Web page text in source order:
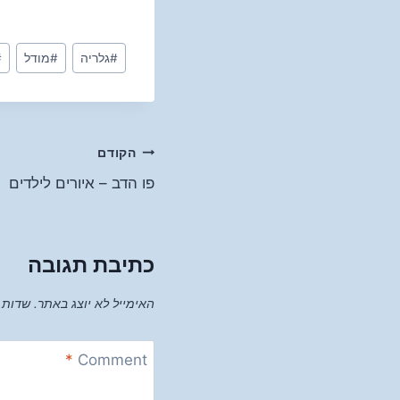
Post
Tags:
#גלריה #מודל
ניווט
הקודם
פו הדב – איורים לילדים
כתיבת תגובה
האימייל לא יוצג באתר. שדות
Comment
*